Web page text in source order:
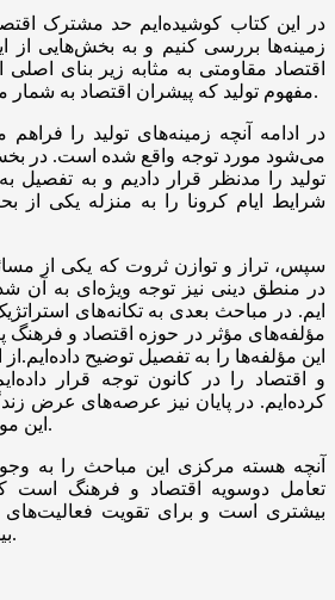
در این کتاب کوشیده‌ایم حد مشترک
زمینه‌ها بررسی کنیم و به بخش‌هایی از
اقتصاد مقاومتی به مثابه زیر بنای
مفهوم تولید که پیشران اقتصاد به شمار می‌رود را واکاوی کرده‌ایم.
در ادامه آنچه زمینه‌های تولید را
می‌شود مورد توجه واقع شده است. در
تولید را مدنظر قرار دادیم و به تفصیل
شرایط ایام کرونا را به منزله یکی از
سپس، تراز و توازن ثروت که یکی از
در منطق دینی نیز توجه ویژه‌ای به آن
ایم. در مباحث بعدی به تکانه‌های
مؤلفه‌های مؤثر در حوزه اقتصاد و فرهنگ
این مؤلفه‌ها را به تفصیل توضیحداده‌ایم.از
و اقتصاد را در کانون توجه قرار
کرده‌ایم. در پایان نیز عرصه‌های عرض
این .
آنچه هسته مرکزی این مباحث را به
تعامل دوسویه اقتصاد و فرهنگ است
بیشتری است و برای تقویت فعالیت‌های
بیش از پیش به آن پرداخت.